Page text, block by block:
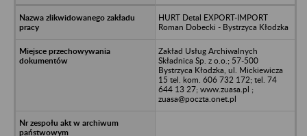
HURT Detal EXPORT-IMPORT
Roman Dobecki - Bystrzyca Kłodzka
Zakład Usług Archiwalnych
Składnica Sp. z o.o.; 57-500
Bystrzyca Kłodzka, ul. Mickiewicza
15 tel. kom. 606 732 172; tel. 74
644 13 27; www.zuasa.pl ;
zuasa@poczta.onet.pl